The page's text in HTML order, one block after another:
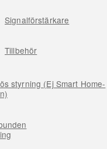
Signalförstärkare
Tillbehör
styrning (Ej Smart Home-